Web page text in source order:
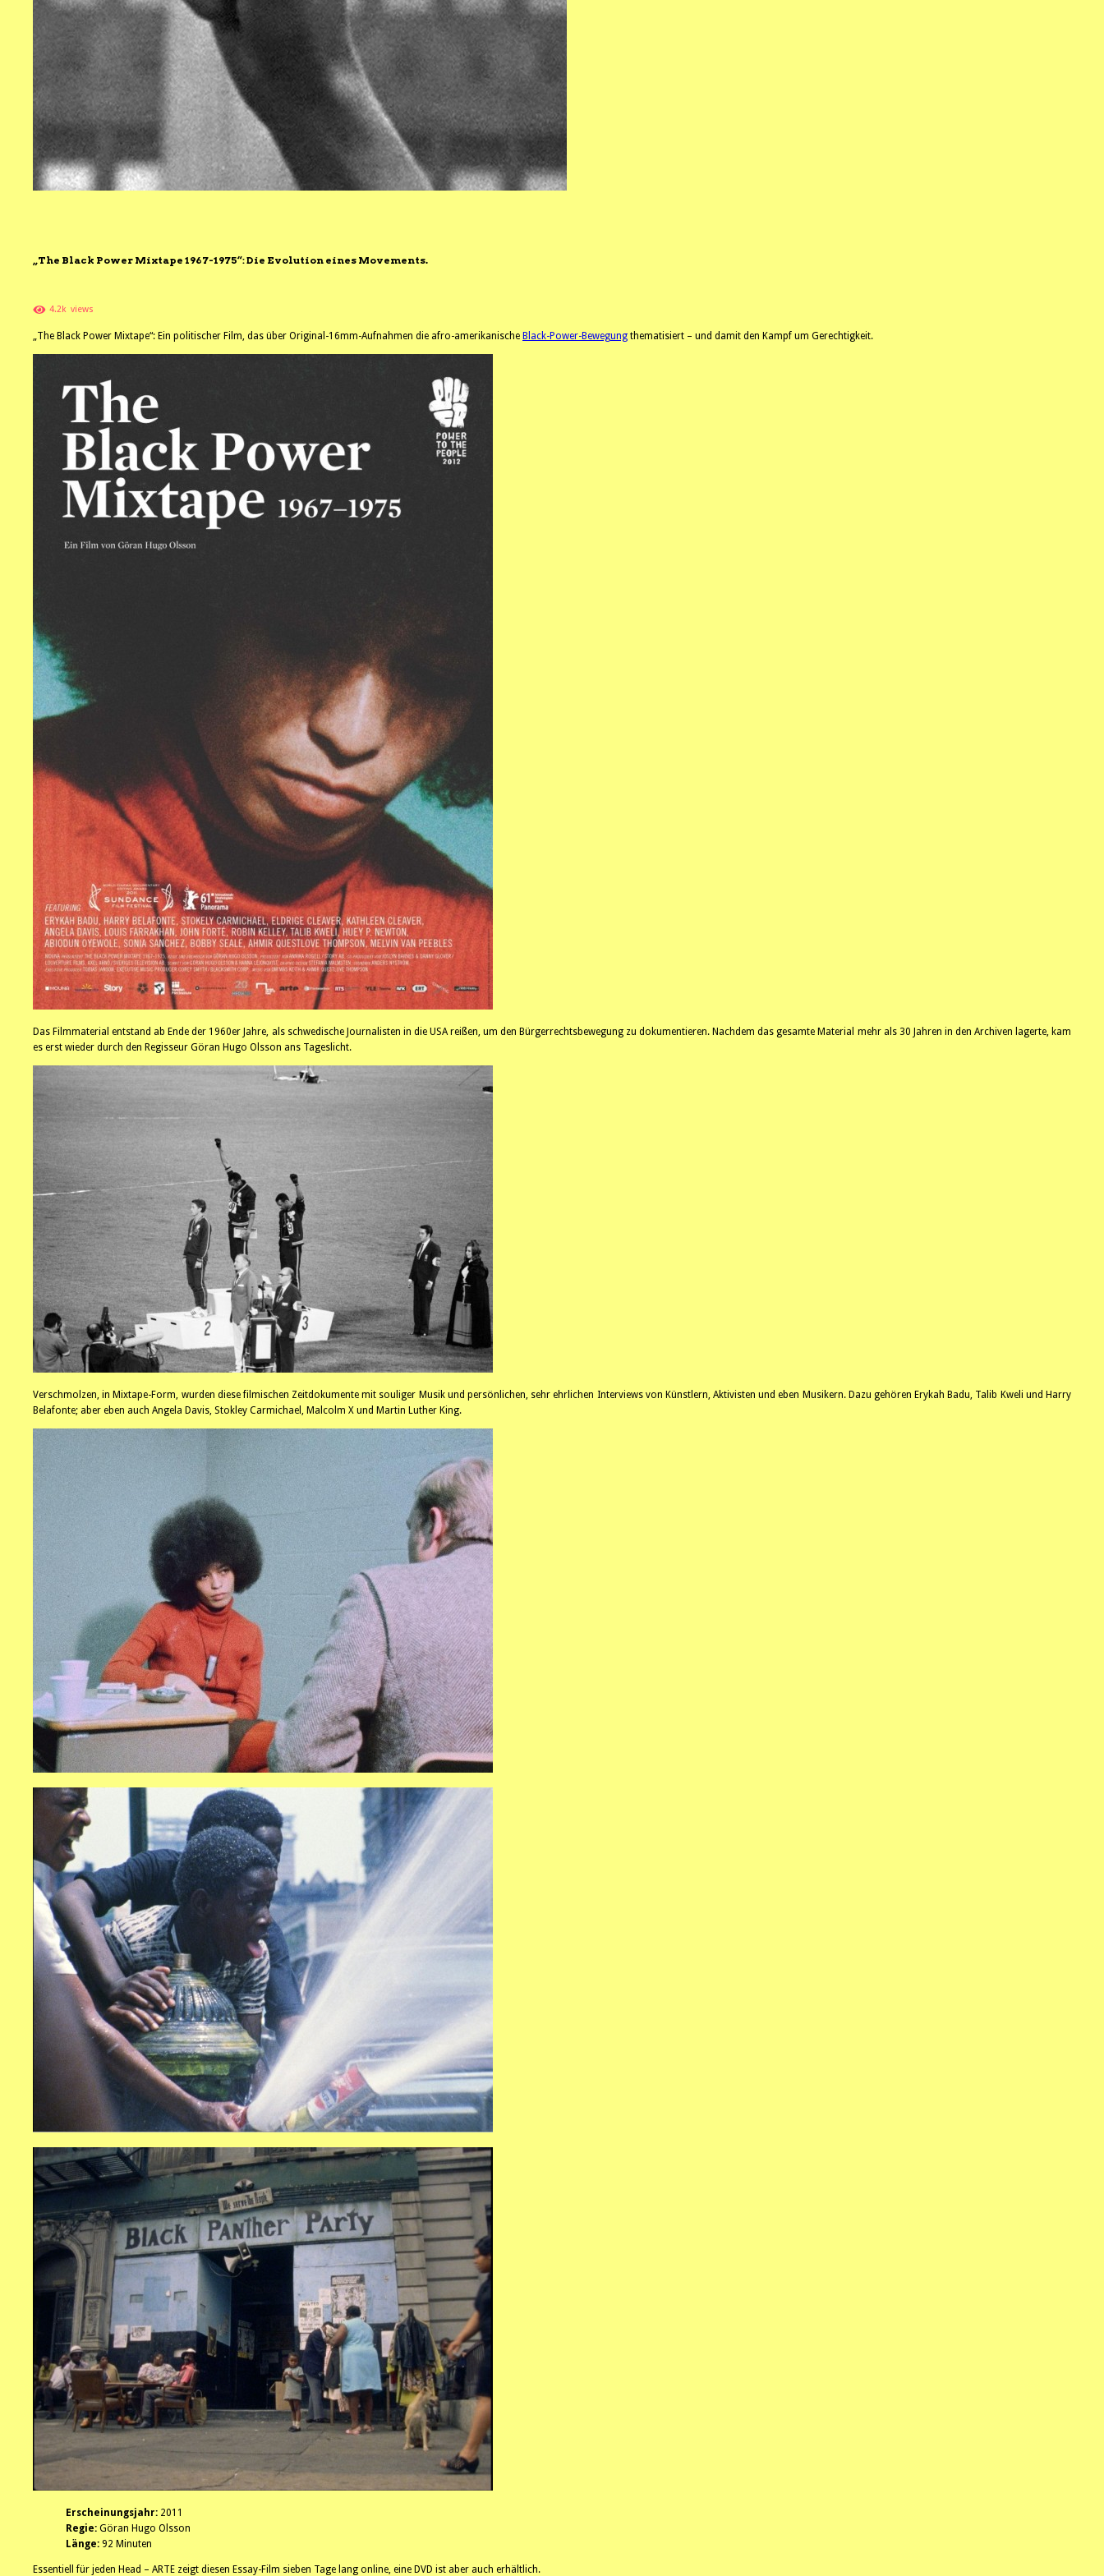
„The Black Power Mixtape 1967-1975“: Die Evolution eines Movements.
4.2k views
„The Black Power Mixtape“: Ein politischer Film, das über Original-16mm-Aufnahmen die afro-amerikanische Black-Power-Bewegung thematisiert – und damit den Kampf um Gerechtigkeit.
Das Filmmaterial entstand ab Ende der 1960er Jahre, als schwedische Journalisten in die USA reißen, um den Bürgerrechtsbewegung zu dokumentieren. Nachdem das gesamte Material mehr als 30 Jahren in den Archiven lagerte, kam
es erst wieder durch den Regisseur Göran Hugo Olsson ans Tageslicht.
Verschmolzen, in Mixtape-Form, wurden diese filmischen Zeitdokumente mit souliger Musik und persönlichen, sehr ehrlichen Interviews von Künstlern, Aktivisten und eben Musikern. Dazu gehören Erykah Badu, Talib Kweli und Harry
Belafonte; aber eben auch Angela Davis, Stokley Carmichael, Malcolm X und Martin Luther King.
Erscheinungsjahr: 2011
Regie: Göran Hugo Olsson
Länge: 92 Minuten
Essentiell für jeden Head – ARTE zeigt diesen Essay-Film sieben Tage lang online, eine DVD ist aber auch erhältlich.